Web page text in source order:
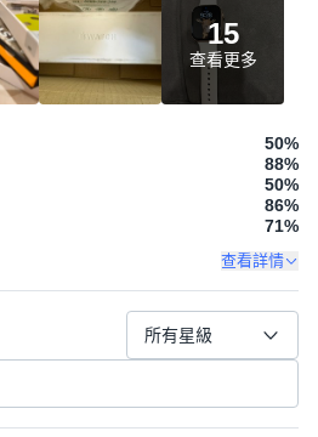
15
查看更多
50%
88%
50%
86%
71%
查看詳情
所有星級